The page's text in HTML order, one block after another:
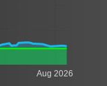
Aug 2026